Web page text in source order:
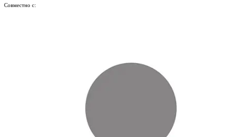
Совместно с: